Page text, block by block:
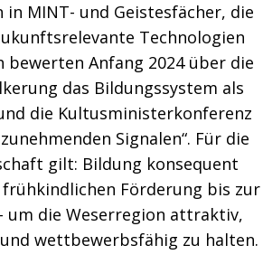
MINT- und Geistesfächer, die
Technologien
bewerten Anfang 2024 über die
das Bildungssystem als
die Kultusministerkonferenz
Signalen“. Für die
gilt: Bildung konsequent
Förderung bis zur
um die Weserregion attraktiv,
wettbewerbsfähig zu halten.